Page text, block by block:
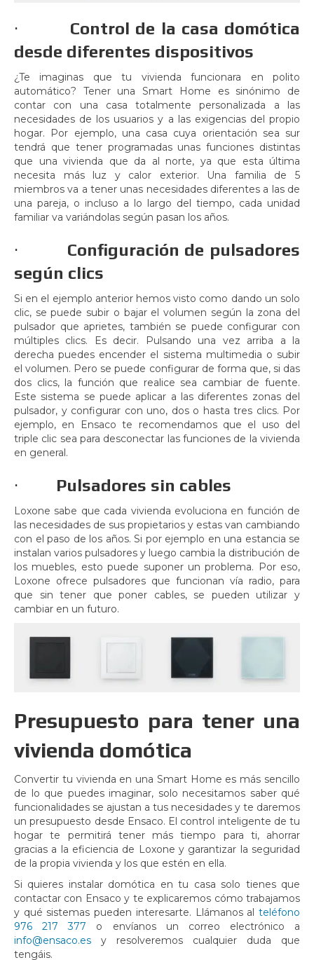
· Control de la casa domótica
desde diferentes dispositivos
¿Te imaginas que tu vivienda funcionara en polito
automático? Tener una Smart Home es sinónimo de
contar con una casa totalmente personalizada a las
necesidades de los usuarios y a las exigencias del propio
hogar. Por ejemplo, una casa cuya orientación sea sur
tendrá que tener programadas unas funciones distintas
que una vivienda que da al norte, ya que esta última
necesita más luz y calor exterior. Una familia de 5
miembros va a tener unas necesidades diferentes a las de
una pareja, o incluso a lo largo del tiempo, cada unidad
familiar va variándolas según pasan los años.
· Configuración de pulsadores
según clics
Si en el ejemplo anterior hemos visto como dando un solo
clic, se puede subir o bajar el volumen según la zona del
pulsador que aprietes, también se puede configurar con
múltiples clics. Es decir. Pulsando una vez arriba a la
derecha puedes encender el sistema multimedia o subir
el volumen. Pero se puede configurar de forma que, si das
dos clics, la función que realice sea cambiar de fuente.
Este sistema se puede aplicar a las diferentes zonas del
pulsador, y configurar con uno, dos o hasta tres clics. Por
ejemplo, en Ensaco te recomendamos que el uso del
triple clic sea para desconectar las funciones de la vivienda
en general.
· Pulsadores sin cables
Loxone sabe que cada vivienda evoluciona en función de
las necesidades de sus propietarios y estas van cambiando
con el paso de los años. Si por ejemplo en una estancia se
instalan varios pulsadores y luego cambia la distribución de
los muebles, esto puede suponer un problema. Por eso,
Loxone ofrece pulsadores que funcionan vía radio, para
que sin tener que poner cables, se pueden utilizar y
cambiar en un futuro.
Presupuesto para tener una
vivienda domótica
Convertir tu vivienda en una Smart Home es más sencillo
de lo que puedes imaginar, solo necesitamos saber qué
funcionalidades se ­ajustan a tus necesidades y te daremos
un presupuesto desde Ensaco. El control inteligente de tu
hogar te permitirá tener más tiempo para ti, ahorrar
gracias a la eficiencia de Loxone y garantizar la seguridad
de la propia vivienda y los que estén en ella.
Si quieres instalar domótica en tu casa solo tienes que
contactar con Ensaco y te explicaremos cómo trabajamos
y qué sistemas pueden interesarte. Llámanos al teléfono
976 217 377 o envíanos un correo electrónico a
info@ensaco.es y resolveremos cualquier duda que
tengáis.